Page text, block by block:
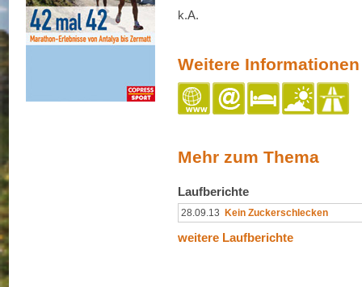
k.A.
Weitere Informationen
Mehr zum Thema
Laufberichte
28.09.13 Kein Zuckerschlecken
weitere Laufberichte